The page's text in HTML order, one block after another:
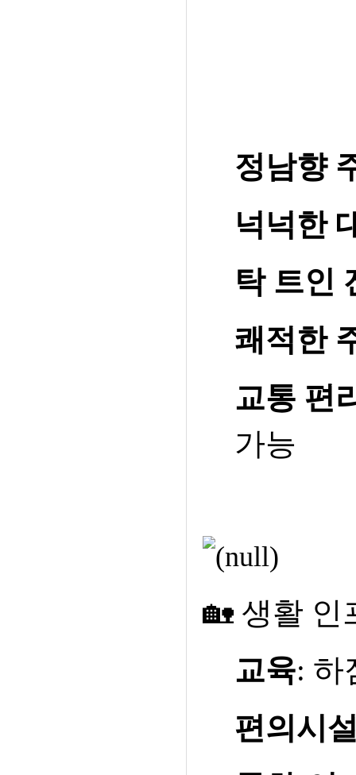
정남향
넉넉한
탁 트인
쾌적한
교통 편
가능
🏡 생활 인
교육: 하
편의시